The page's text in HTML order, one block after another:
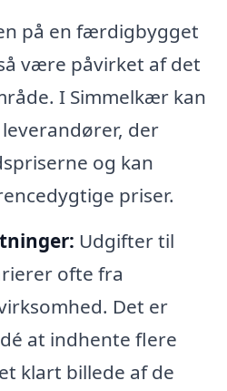
på en færdigbygget
være påvirket af det
I Simmelkær kan
der
og kan
priser.
Udgifter til
ofte fra
Det er
at indhente flere
klart billede af de